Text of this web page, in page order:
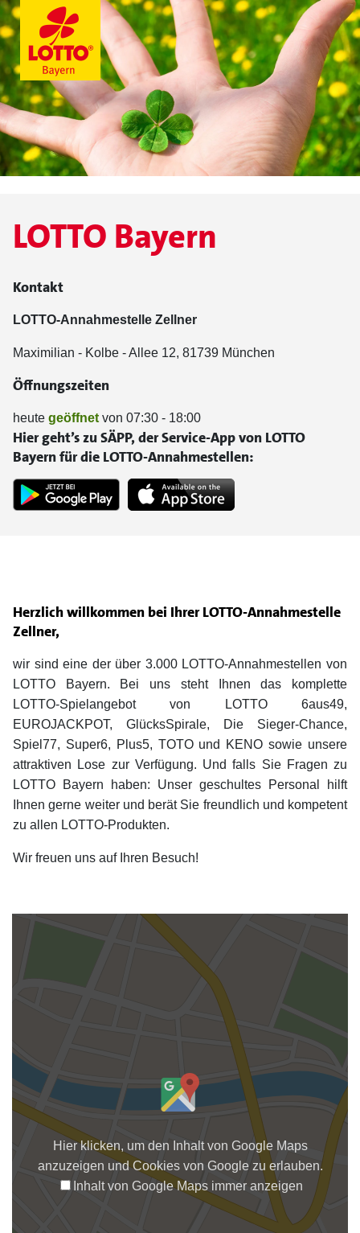
Herzlich willkommen bei Ihrer LOTTO-Annahmestelle
Zellner,
wir sind eine der über 3.000 LOTTO-Annahmestellen von
LOTTO Bayern. Bei uns steht Ihnen das komplette
LOTTO-Spielangebot von LOTTO 6aus49,
EUROJACKPOT, GlücksSpirale, Die Sieger-Chance,
Spiel77, Super6, Plus5, TOTO und KENO sowie unsere
attraktiven Lose zur Verfügung. Und falls Sie Fragen zu
LOTTO Bayern haben: Unser geschultes Personal hilft
Ihnen gerne weiter und berät Sie freundlich und kompetent
zu allen LOTTO-Produkten.
Wir freuen uns auf Ihren Besuch!
LOTTO Bayern
Kontakt
LOTTO-Annahmestelle Zellner
Maximilian - Kolbe - Allee 12, 81739 München
Öffnungszeiten
heute geöffnet von 07:30 - 18:00
Hier geht’s zu SÄPP, der Service-App von LOTTO
Bayern für die LOTTO-Annahmestellen:
Hier klicken, um den Inhalt von Google Maps
anzuzeigen und Cookies von Google zu erlauben.
Inhalt von Google Maps immer anzeigen